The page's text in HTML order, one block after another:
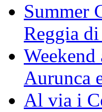
Summer
Reggia
Weekend
Aurunca
Al via i